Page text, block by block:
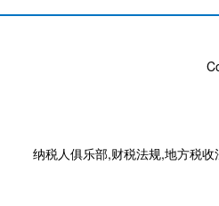
纳税人俱乐部,财税法规,地方税收